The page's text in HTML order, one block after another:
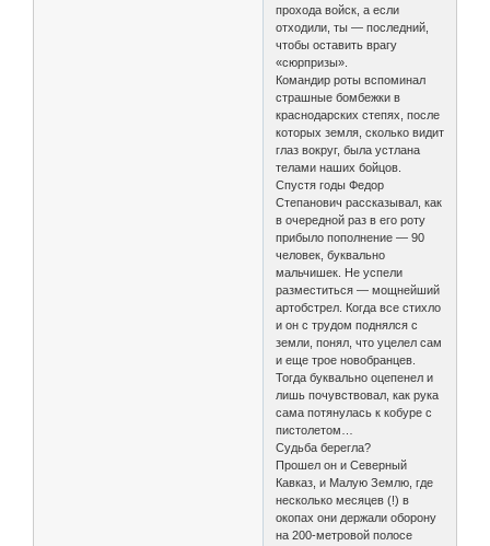
прохода войск, а если
отходили, ты — последний,
чтобы оставить врагу
«сюрпризы».
Командир роты вспоминал
страшные бомбежки в
краснодарских степях, после
которых земля, сколько видит
глаз вокруг, была устлана
телами наших бойцов.
Спустя годы Федор
Степанович рассказывал, как
в очередной раз в его роту
прибыло пополнение — 90
человек, буквально
мальчишек. Не успели
разместиться — мощнейший
артобстрел. Когда все стихло
и он с трудом поднялся с
земли, понял, что уцелел сам
и еще трое новобранцев.
Тогда буквально оцепенел и
лишь почувст­вовал, как рука
сама потянулась к кобуре с
пистолетом…
Судьба берегла?
Прошел он и Северный
Кавказ, и Малую Землю, где
несколько месяцев (!) в
окопах они держали оборону
на 200-метровой полосе